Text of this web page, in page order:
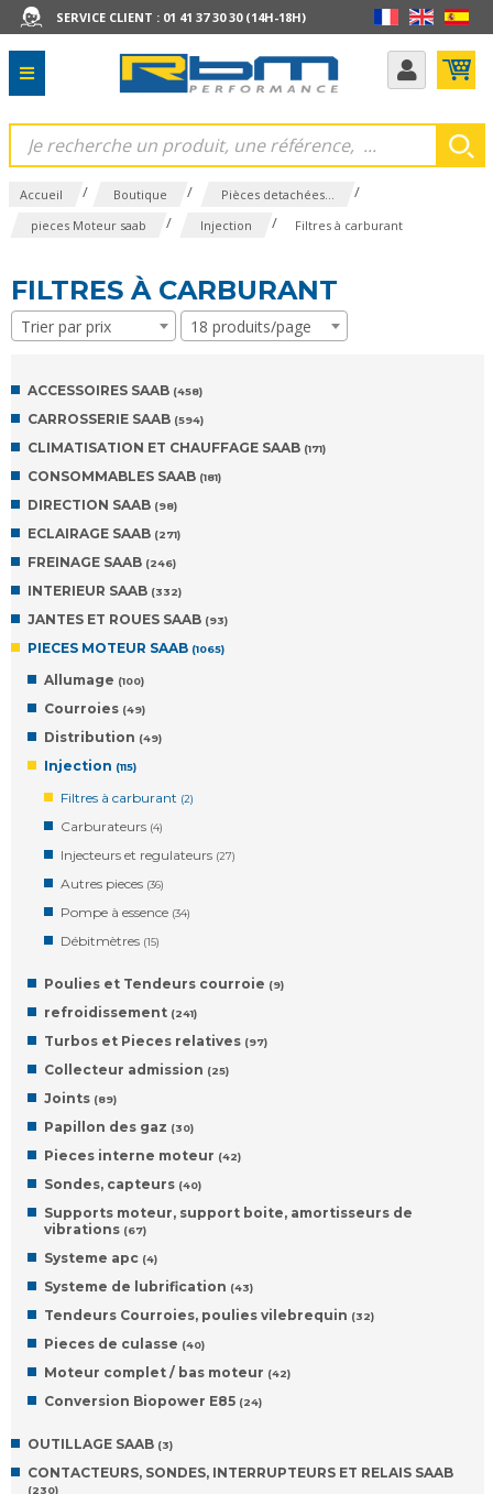
SERVICE CLIENT : 01 41 37 30 30 (14H-18H)
Accueil / Boutique / Pièces detachées... /
pieces Moteur saab / Injection / Filtres à carburant
FILTRES À CARBURANT
Trier par prix 18 produits/page
ACCESSOIRES SAAB (458)
CARROSSERIE SAAB (594)
CLIMATISATION ET CHAUFFAGE SAAB (171)
CONSOMMABLES SAAB (181)
DIRECTION SAAB (98)
ECLAIRAGE SAAB (271)
FREINAGE SAAB (246)
INTERIEUR SAAB (332)
JANTES ET ROUES SAAB (93)
PIECES MOTEUR SAAB (1065)
Allumage (100)
Courroies (49)
Distribution (49)
Injection (115)
Filtres à carburant (2)
Carburateurs (4)
Injecteurs et regulateurs (27)
Autres pieces (36)
Pompe à essence (34)
Débitmètres (15)
Poulies et Tendeurs courroie (9)
refroidissement (241)
Turbos et Pieces relatives (97)
Collecteur admission (25)
Joints (89)
Papillon des gaz (30)
Pieces interne moteur (42)
Sondes, capteurs (40)
Supports moteur, support boite, amortisseurs de
vibrations (67)
Systeme apc (4)
Systeme de lubrification (43)
Tendeurs Courroies, poulies vilebrequin (32)
Pieces de culasse (40)
Moteur complet / bas moteur (42)
Conversion Biopower E85 (24)
OUTILLAGE SAAB (3)
CONTACTEURS, SONDES, INTERRUPTEURS ET RELAIS SAAB
(230)